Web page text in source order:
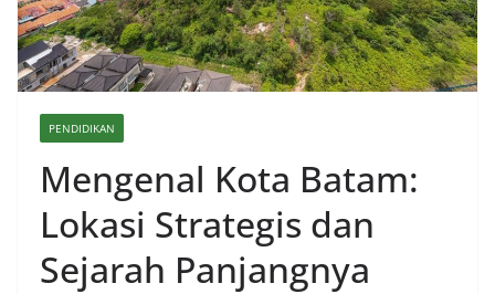
PENDIDIKAN
Mengenal Kota Batam:
Lokasi Strategis dan
Sejarah Panjangnya